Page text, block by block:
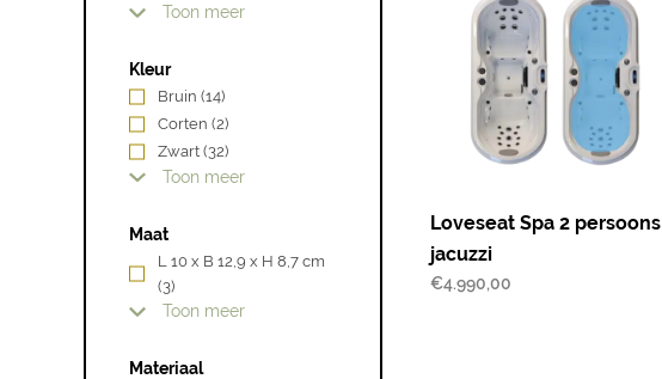
Toon meer
Kleur
Bruin (14)
Corten (2)
Zwart (32)
Toon meer
Maat
L 10 x B 12,9 x H 8,7 cm
(3)
Toon meer
Materiaal
Loveseat Spa 2 persoons
jacuzzi
€4.990,00